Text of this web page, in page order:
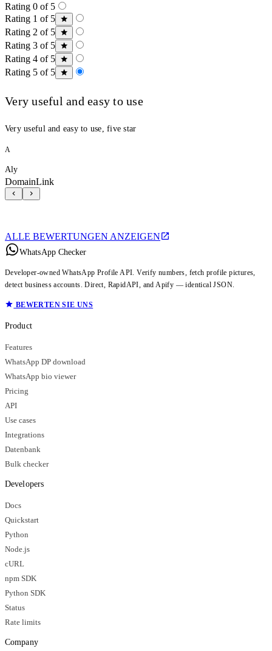
Rating 0 of 5
Rating 1 of 5
Rating 2 of 5
Rating 3 of 5
Rating 4 of 5
Rating 5 of 5
Very useful and easy to use
Very useful and easy to use, five star
A
Aly
DomainLink
ALLE BEWERTUNGEN ANZEIGEN
WhatsApp Checker
Developer-owned WhatsApp Profile API. Verify numbers, fetch profile pictures,
detect business accounts. Direct, RapidAPI, and Apify — identical JSON.
BEWERTEN SIE UNS
Product
Features
WhatsApp DP download
WhatsApp bio viewer
Pricing
API
Use cases
Integrations
Datenbank
Bulk checker
Developers
Docs
Quickstart
Python
Node.js
cURL
npm SDK
Python SDK
Status
Rate limits
Company